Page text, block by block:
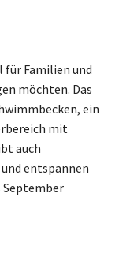
für Familien und
möchten. Das
ein
mit
auch
entspannen
September